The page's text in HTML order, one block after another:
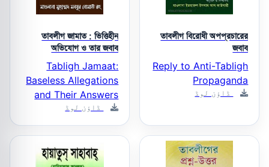
তাবলীগ বিরোধী অপপ্রচারের
জবাব
Reply to Anti-Tabligh
Propaganda
ڈاؤن لوڈ
তাবলীগ জামাত : ভিত্তিহীন
অভিযোগ ও তার জবাব
Tabligh Jamaat:
Baseless Allegations
and Their Answers
ڈاؤن لوڈ